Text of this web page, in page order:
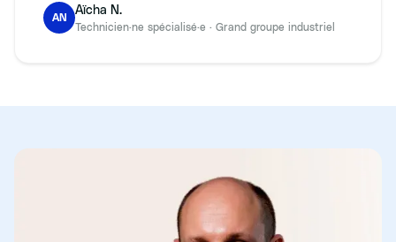
AN
Aïcha N.
Technicien·ne spécialisé·e · Grand groupe industriel